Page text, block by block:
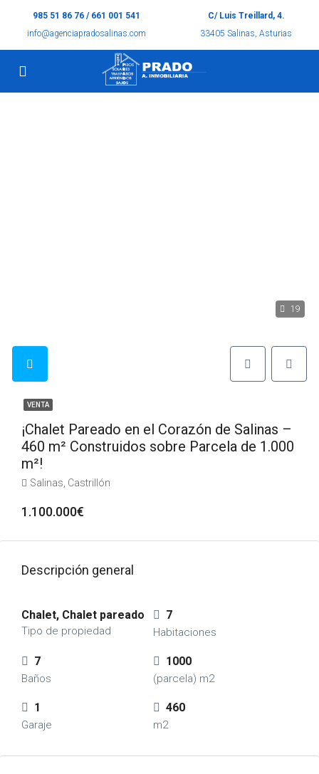
985 51 86 76 / 661 001 541
info@agenciapradosalinas.com
C/ Luis Treillard, 4.
33405 Salinas, Asturias
19
VENTA
¡Chalet Pareado en el Corazón de Salinas –
460 m² Construidos sobre Parcela de 1.000
m²!
Salinas, Castrillón
1.100.000€
Descripción general
Chalet, Chalet pareado
Tipo de propiedad
7
Habitaciones
7
Baños
1000
(parcela) m2
1
Garaje
460
m2